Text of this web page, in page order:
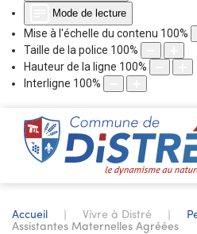
Mode de lecture
Mise à l'échelle du contenu 100%
Taille de la police 100%
Hauteur de la ligne 100%
Interligne 100%
Accueil Vivre à Distré
Assistantes Maternelles Agréées